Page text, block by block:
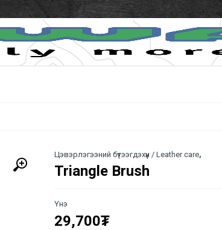
Цэвэрлэгээний бүтээгдэхүүн / Leather care,
Triangle Brush
Үнэ
29,700₮